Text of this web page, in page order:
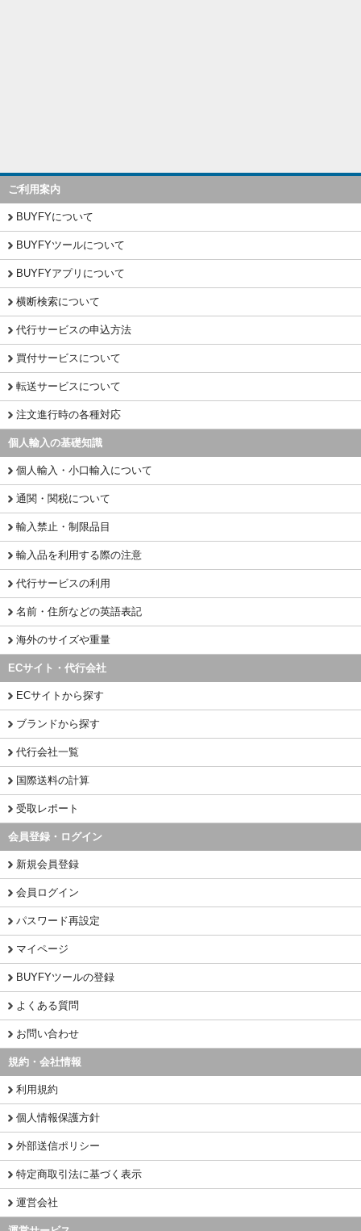
ご利用案内
BUYFYについて
BUYFYツールについて
BUYFYアプリについて
横断検索について
代行サービスの申込方法
買付サービスについて
転送サービスについて
注文進行時の各種対応
個人輸入の基礎知識
個人輸入・小口輸入について
通関・関税について
輸入禁止・制限品目
輸入品を利用する際の注意
代行サービスの利用
名前・住所などの英語表記
海外のサイズや重量
ECサイト・代行会社
ECサイトから探す
ブランドから探す
代行会社一覧
国際送料の計算
受取レポート
会員登録・ログイン
新規会員登録
会員ログイン
パスワード再設定
マイページ
BUYFYツールの登録
よくある質問
お問い合わせ
規約・会社情報
利用規約
個人情報保護方針
外部送信ポリシー
特定商取引法に基づく表示
運営会社